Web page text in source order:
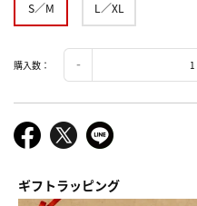
S／M L／XL
購入数：
ギフトラッピング